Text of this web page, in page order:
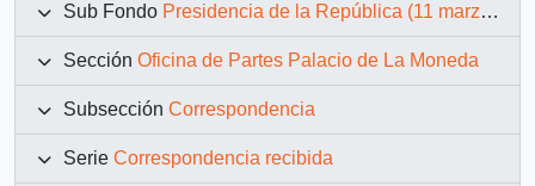
Sub Fondo Presidencia de la República (11 marzo 1990 – 11 marzo 1994)
Sección Oficina de Partes Palacio de La Moneda
Subsección Correspondencia
Serie Correspondencia recibida